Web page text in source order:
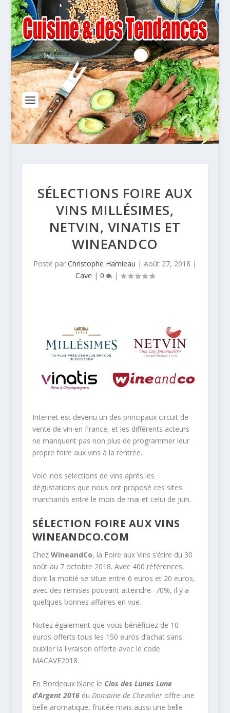
SÉLECTIONS FOIRE AUX
VINS MILLÉSIMES,
NETVIN, VINATIS ET
WINEANDCO
Posté par Christophe Hamieau | Août 27, 2018 |
Cave | 0 |
Internet est devenu un des principaux circuit de
vente de vin en France, et les différents acteurs
ne manquent pas non plus de programmer leur
propre foire aux vins à la rentrée.
Voici nos sélections de vins après les
dégustations que nous ont proposé ces sites
marchands entre le mois de mai et celui de juin.
SÉLECTION FOIRE AUX VINS
WINEANDCO.COM
Chez WineandCo, la Foire aux Vins s’étire du 30
août au 7 octobre 2018. Avec 400 références,
dont la moitié se situe entre 6 euros et 20 euros,
avec des remises pouvant atteindre -70%, il y a
quelques bonnes affaires en vue.
Notez également que vous bénéficiez de 10
euros offerts tous les 150 euros d’achat sans
oublier la livraison offerte avec le code
MACAVE2018.
En Bordeaux blanc le Clos des Lunes Lune
d’Argent 2016du Domaine de Chevalieroffre une
belle aromatique, fruitée mais aussi une belle